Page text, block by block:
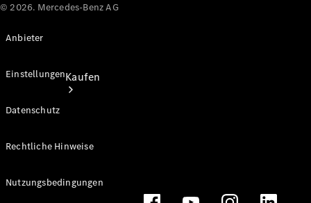
Kaufen
Kurzfristig
© 2026. Mercedes-Benz AG
Anbieter
Einstellungen
Datenschutz
Rechtliche Hinweise
Nutzungsbedingungen